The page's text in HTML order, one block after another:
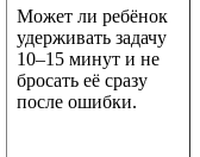
Может ли ребёнок
удерживать задачу
10–15 минут и не
бросать её сразу
после ошибки.